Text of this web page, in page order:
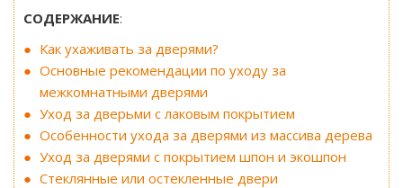
СОДЕРЖАНИЕ:
Как ухаживать за дверями?
Основные рекомендации по уходу за
межкомнатными дверями
Уход за дверьми с лаковым покрытием
Особенности ухода за дверями из массива дерева
Уход за дверями с покрытием шпон и экошпон
Стеклянные или остекленные двери